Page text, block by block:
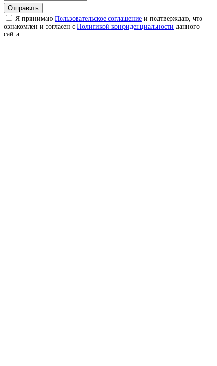
Отправить
Я принимаю Пользовательское соглашение и подтверждаю, что
ознакомлен и согласен с Политикой конфиденциальности данного
сайта.